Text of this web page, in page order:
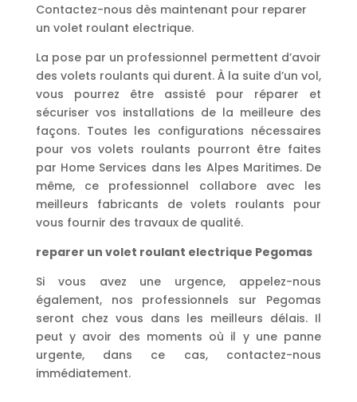
Contactez-nous dès maintenant pour reparer
un volet roulant electrique.
La pose par un professionnel permettent d’avoir
des volets roulants qui durent. À la suite d’un vol,
vous pourrez être assisté pour réparer et
sécuriser vos installations de la meilleure des
façons. Toutes les configurations nécessaires
pour vos volets roulants pourront être faites
par Home Services dans les Alpes Maritimes. De
même, ce professionnel collabore avec les
meilleurs fabricants de volets roulants pour
vous fournir des travaux de qualité.
reparer un volet roulant electrique Pegomas
Si vous avez une urgence, appelez-nous
également, nos professionnels sur Pegomas
seront chez vous dans les meilleurs délais. Il
peut y avoir des moments où il y une panne
urgente, dans ce cas, contactez-nous
immédiatement.